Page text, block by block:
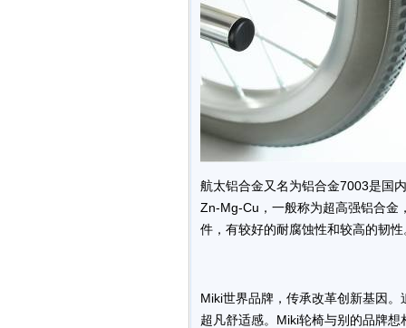
航太铝合金又名为铝合金7003是国
Zn-Mg-Cu，一般称为超高强铝合金
件，有较好的耐腐蚀性和较高的韧
Miki世界品牌，传承改革创新基因
超凡舒适感。Miki轮椅与别的品牌